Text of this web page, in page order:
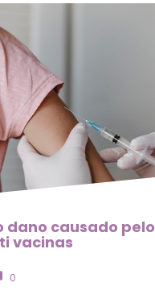
dano causado pelo
vacina
0